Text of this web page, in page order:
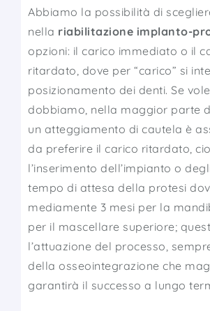
Abbiamo la possibilità di
nella riabilitazione implanto-
opzioni: il carico immediato o il
ritardato, dove per “carico” si
posizionamento dei denti. Se
dobbiamo, nella maggior parte
un atteggiamento di cautela è
da preferire il carico ritardato,
l’inserimento dell’impianto o
tempo di attesa della protesi
mediamente 3 mesi per la
per il mascellare superiore;
l’attuazione del processo,
della osseointegrazione che
garantirà il successo a lungo